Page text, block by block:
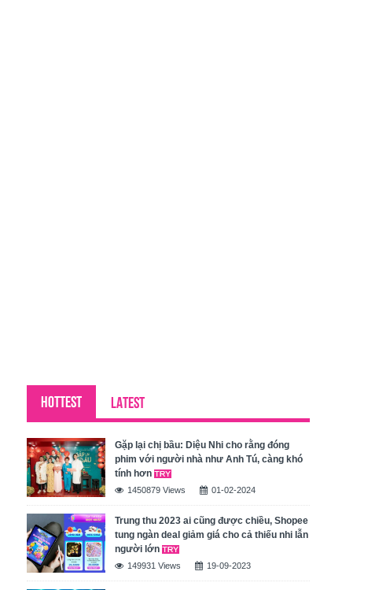
HOTTEST LATEST
Gặp lại chị bầu: Diệu Nhi cho rằng đóng
phim với người nhà như Anh Tú, càng khó
tính hơn
1450879 Views 01-02-2024
Trung thu 2023 ai cũng được chiều, Shopee
tung ngàn deal giảm giá cho cả thiếu nhi lẫn
người lớn
149931 Views 19-09-2023